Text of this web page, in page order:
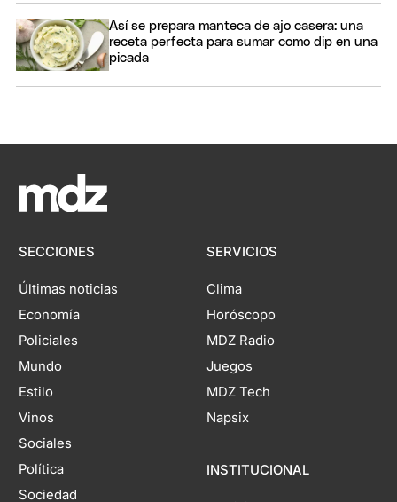
Así se prepara manteca de ajo casera: una
receta perfecta para sumar como dip en una
picada
SECCIONES
Últimas noticias
Economía
Policiales
Mundo
Estilo
Vinos
Sociales
Política
Sociedad
SERVICIOS
Clima
Horóscopo
MDZ Radio
Juegos
MDZ Tech
Napsix
INSTITUCIONAL